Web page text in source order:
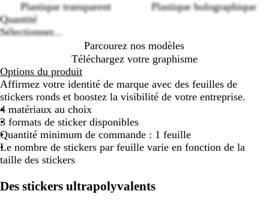
options
Plastique transparent
Plastique holographique
Quantité
Sélectionner...
Parcourez nos modèles
Téléchargez votre graphisme
Options du produit
Affirmez votre identité de marque avec des feuilles de
stickers ronds et boostez la visibilité de votre entreprise.
4 matériaux au choix
3 formats de sticker disponibles
Quantité minimum de commande : 1 feuille
Le nombre de stickers par feuille varie en fonction de la
taille des stickers
Des stickers ultrapolyvalents